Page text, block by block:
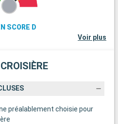
SCORE D
Voir plus
préalablement choisie pour